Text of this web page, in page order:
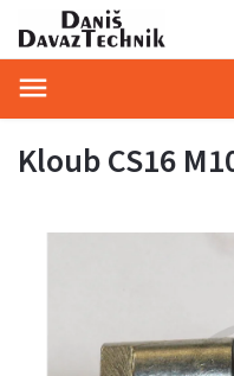
Kloub CS16